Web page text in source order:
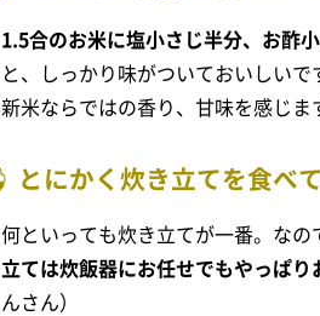
1.5合のお米に塩小さじ半分、お酢
と、しっかり味がついておいしい
新米ならではの香り、甘味を感じま
とにかく炊き立てを食べ
何といっても炊き立てが一番。なの
立ては炊飯器にお任せでもやっぱり
んさん）